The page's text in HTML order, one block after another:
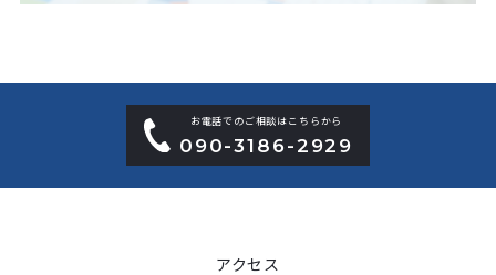
お電話でのご相談はこちらから
090-3186-2929
アクセス